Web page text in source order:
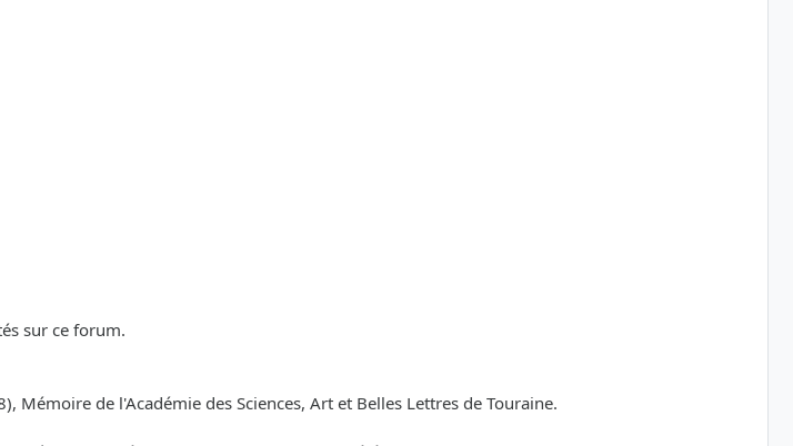
sur ce forum.
Mémoire de l'Académie des Sciences, Art et Belles Lettres de Touraine.